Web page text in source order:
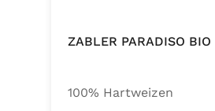
ZABLER PARADISO
100% Hartweizen